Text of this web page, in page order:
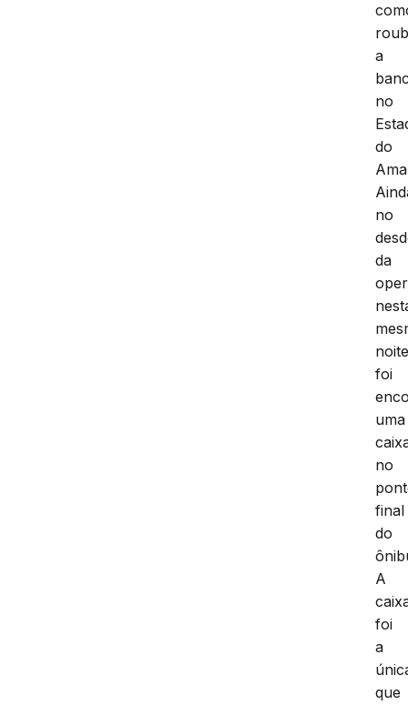
a
no
do
no
da
foi
uma
no
final
do
A
foi
a
que